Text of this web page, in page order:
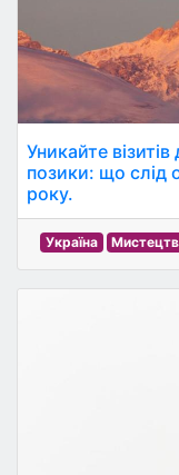
Уникайте
позики: що слід
року.
Україна